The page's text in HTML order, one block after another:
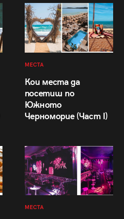
МЕСТА
Кои места да
посетиш по
Южното
Черноморие (Част I)
МЕСТА